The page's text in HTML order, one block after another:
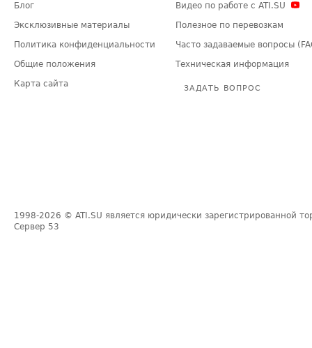
Блог
Эксклюзивные материалы
Политика конфиденциальности
Общие положения
Карта сайта
Видео по работе с ATI.SU
Полезное по перевозкам
Часто задаваемые вопросы
Техническая информация
ЗАДАТЬ ВОПРОС
1998-2026 © ATI.SU является юридически зарегистрированной
Сервер 53